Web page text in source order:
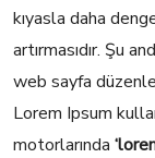
kıyasla daha
artırmasıdır. Şu
web sayfa
Lorem Ipsum
motorlarında